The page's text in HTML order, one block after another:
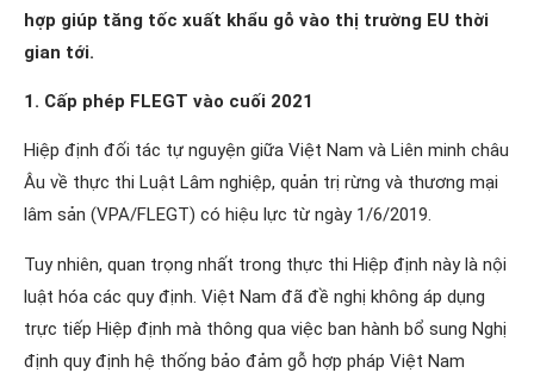
hợp giúp tăng tốc xuất khẩu gỗ vào thị trường EU thời
gian tới.
1. Cấp phép FLEGT vào cuối 2021
Hiệp định đối tác tự nguyện giữa Việt Nam và Liên minh châu
Âu về thực thi Luật Lâm nghiệp, quản trị rừng và thương mại
lâm sản (VPA/FLEGT) có hiệu lực từ ngày 1/6/2019.
Tuy nhiên, quan trọng nhất trong thực thi Hiệp định này là nội
luật hóa các quy định. Việt Nam đã đề nghị không áp dụng
trực tiếp Hiệp định mà thông qua việc ban hành bổ sung Nghị
định quy định hệ thống bảo đảm gỗ hợp pháp Việt Nam